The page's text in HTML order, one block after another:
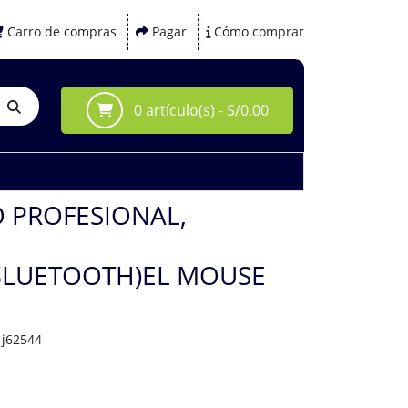
Carro de compras Pagar Cómo comprar
0 artículo(s) - S/0.00
MOUSE